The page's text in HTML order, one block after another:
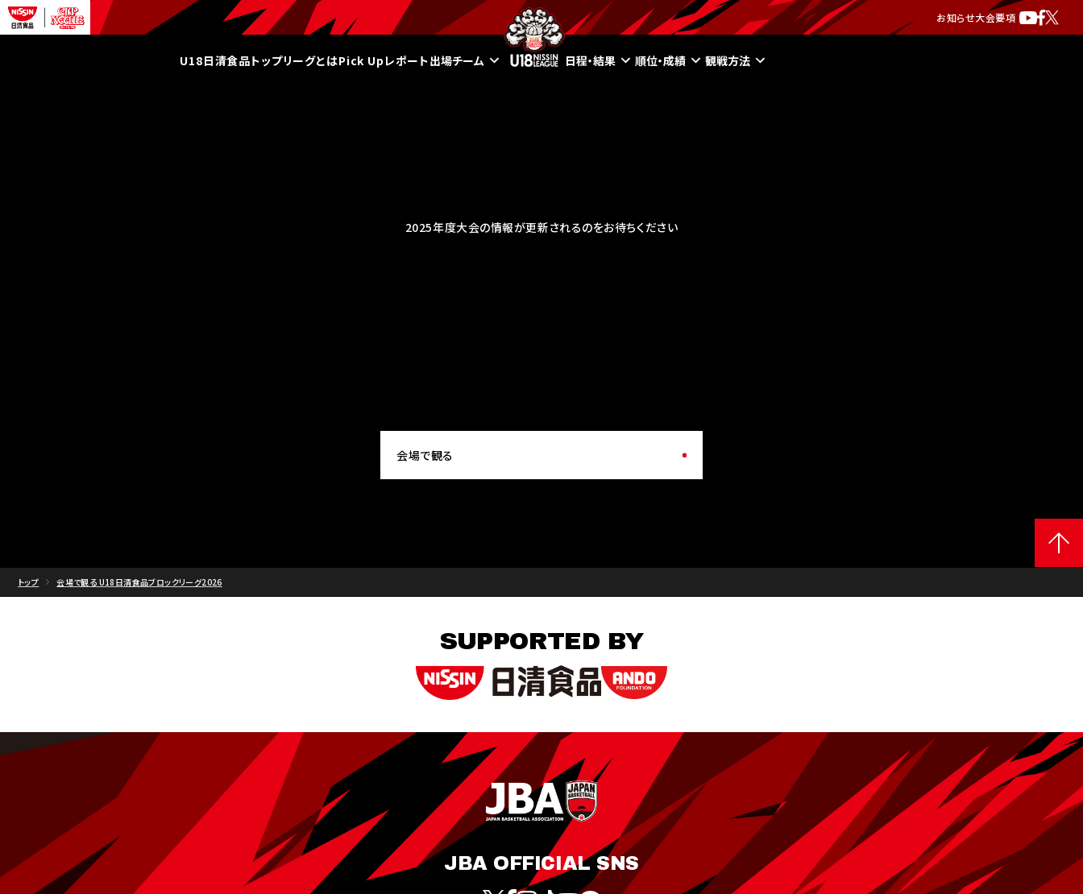
お知らせ大会要項
U18日清食品トップリーグとはPick Upレポート出場チーム 日程・結果 順位・成績 観戦方法
2025年度大会の情報が更新されるのをお待ちください
会場で観る
トップ 会場で観る U18日清食品ブロックリーグ2026
SUPPORTED BY
JBA OFFICIAL SNS